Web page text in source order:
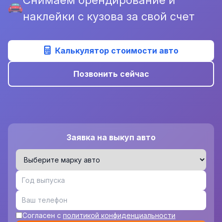
наклейки с кузова за свой счет
Калькулятор стоимости авто
Позвонить сейчас
Заявка на выкуп авто
Согласен с политикой конфиденциальности